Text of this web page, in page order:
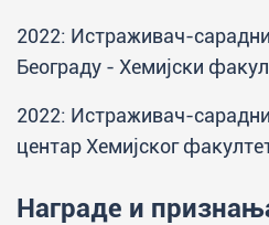
2022: Истраживач-
Београду - Хемијски
2022: Истраживач-
центар Хемијског
Награде и